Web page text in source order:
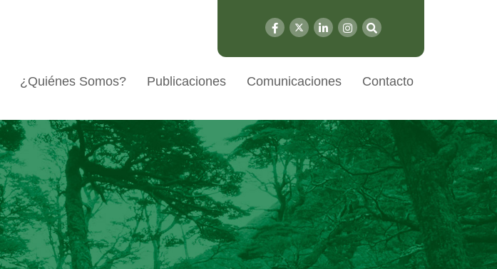
¿Quiénes Somos? Publicaciones Comunicaciones Contacto